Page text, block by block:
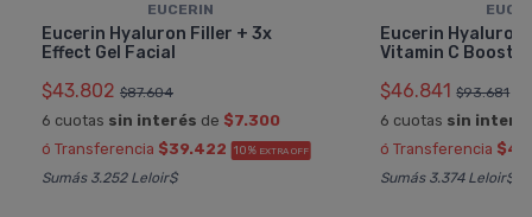
EUCERIN
Eucerin Hyaluron Filler + 3x
Effect Gel Facial
$43.802 $87.604
6 cuotas sin interés de $7.300
ó Transferencia $39.422 10% EXTRA OFF
Sumás 3.252 Leloir$
Eucerin Hyaluron
Vitamin C
$46.841 $93.681
6 cuotas sin
ó Transferencia
Sumás 3.374 Leloir$